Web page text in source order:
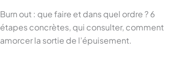
Burn out : que faire et dans quel ordre ? 6
étapes concrètes, qui consulter, comment
amorcer la sortie de l’épuisement.